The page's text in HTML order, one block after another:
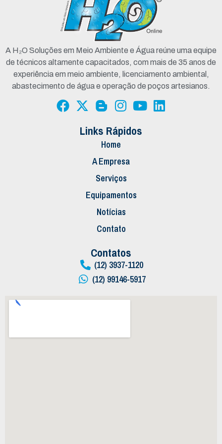
A H₂O Soluções em Meio Ambiente e Água reúne uma equipe
de técnicos altamente capacitados, com mais de 35 anos de
experiência em meio ambiente, licenciamento ambiental,
abastecimento de água e operação de poços artesianos.
Links Rápidos
Home
A Empresa
Serviços
Equipamentos
Notícias
Contato
Contatos
(12) 3937-1120
(12) 99146-5917